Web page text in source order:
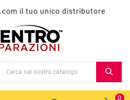
il tuo unico distributore
0